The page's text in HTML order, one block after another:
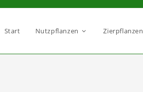
Start Nutzpflanzen Zierpflanzen